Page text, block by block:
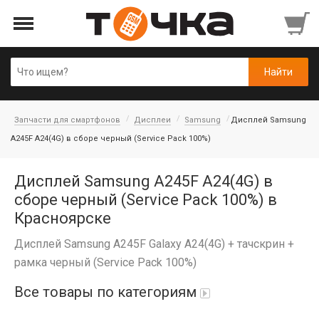
Запчасти для смартфонов Дисплеи Samsung
Дисплей Samsung
A245F A24(4G) в сборе черный (Service Pack 100%)
Дисплей Samsung A245F A24(4G) в
сборе черный (Service Pack 100%) в
Красноярске
Дисплей Samsung A245F Galaxy A24(4G) + тачскрин +
рамка черный (Service Pack 100%)
Все товары по категориям